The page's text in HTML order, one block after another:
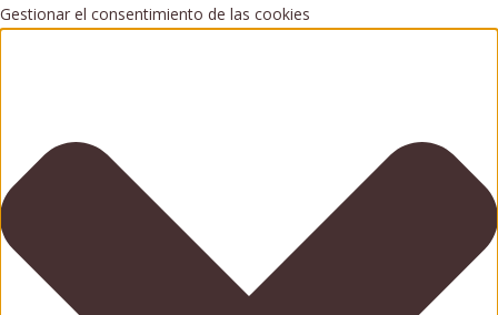
Gestionar el consentimiento de las cookies